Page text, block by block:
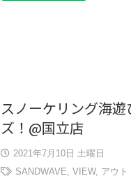
スノーケリング海遊
ズ！@国立店
2021年7月10日 土曜日
SANDWAVE,VIEW, アウト